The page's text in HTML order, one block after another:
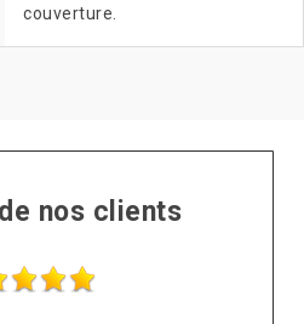
couverture.
nos clients